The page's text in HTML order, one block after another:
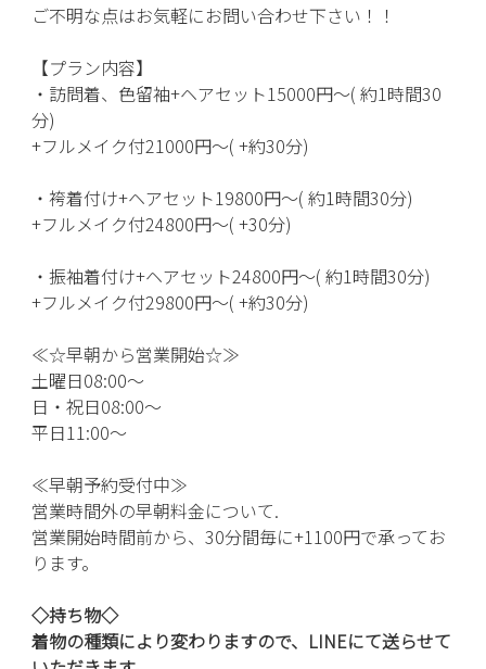
ご不明な点はお気軽にお問い合わせ下さい！！
【プラン内容】
・訪問着、色留袖+ヘアセット15000円〜( 約1時間30
分)
+フルメイク付21000円〜( +約30分)
・袴着付け+ヘアセット19800円〜( 約1時間30分)
+フルメイク付24800円〜( +30分)
・振袖着付け+ヘアセット24800円〜( 約1時間30分)
+フルメイク付29800円〜( +約30分)
≪☆早朝から営業開始☆≫
土曜日08:00〜
日・祝日08:00〜
平日11:00〜
≪早朝予約受付中≫
営業時間外の早朝料金について.
営業開始時間前から、30分間毎に+1100円で承ってお
ります。
◇持ち物◇
着物の種類により変わりますので、LINEにて送らせて